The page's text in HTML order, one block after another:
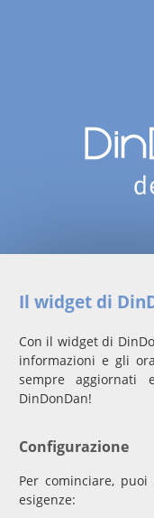
Il widget di
Con il widget di
informazioni e gli
sempre aggiornati
DinDonDan!
Configurazione
Per cominciare,
esigenze: